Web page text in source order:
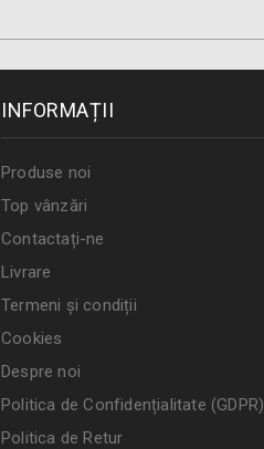
INFORMAȚII
Produse noi
Top vânzări
Contactați-ne
Livrare
Termeni și condiții
Cookies
Despre noi
Politica de Confidențialitate (GDPR)
Politica de Retur